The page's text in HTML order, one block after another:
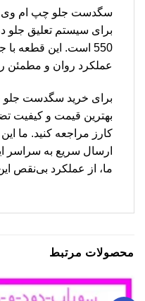
550 است. این قطعه
عملکرد روان و مطمئن
بهترین قیمت و کیفیت
کارز مراجعه کنید. ما
ارسال سریع به سراسر
ما، از عملکرد بی‌نقص
محصولات مرتبط